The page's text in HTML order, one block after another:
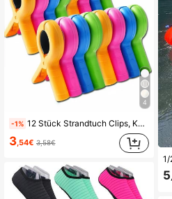
4
-1% 12 Stück Strandtuch Clips, Kunststoff Wäscheklammern, windbeständige Strandtuch Clips, Kleiderbügel, Wäscheklammern, starke Federklemmen, Strandstuhltuch Clips, Socken Clips, Kleiderklemmen, große Kunststoff Wäscheklammern, zum Befestigen von Handtüchern, Decken, Bettwäsche, Wäscheleinen, Sonnenliegen, Poolstühlen, Schwerlast Clips, sortierte Farben, geeignet für Zuhause und Reisen, Strandutensilien, Poolzubehör
3,54€ 3,58€
5